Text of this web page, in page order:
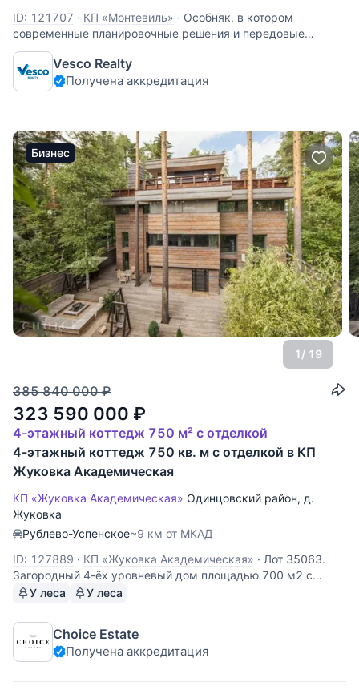
ID: 121707 · КП «Монтевиль» · Особняк, в котором
современные планировочные решения и передовые
технологии строительства поставлены на службу вашей
комфортной жизни на природе. Терраса на крыше,
огромное патио с акустической системой, трековая
Vesco Realty
Получена аккредитация
Бизнес
1/ 19
385 840 000 ₽
323 590 000 ₽
4-этажный коттедж 750 м² с отделкой
4-этажный коттедж 750 кв. м с отделкой в КП
Жуковка Академическая
КП «Жуковка Академическая» Одинцовский район, д.
Жуковка
Рублево-Успенское~9 км от МКАД
ID: 127889 · КП «Жуковка Академическая» · Лот 35063.
Загородный 4-ёх уровневый дом площадью 700 м2 с
квартирой для персонала, гаражом и апартаментами для
охраняемом коттеджном посёлке "Жуковка
Академическая". В доме спланировали 4 спальни,
У леса У леса
Choice Estate
Получена аккредитация